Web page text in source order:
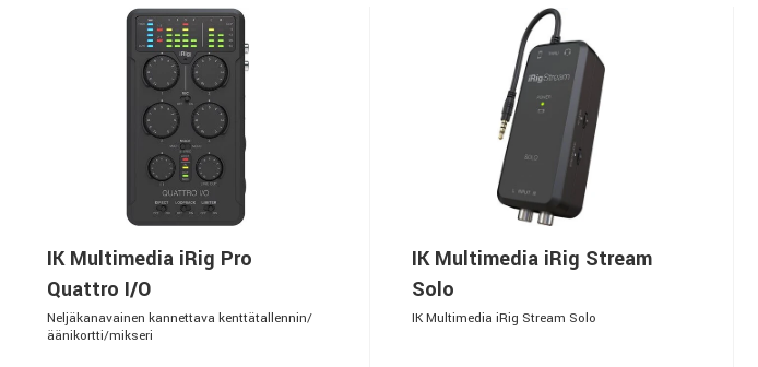
IK Multimedia iRig Pro
Quattro I/O
Neljäkanavainen kannettava kenttätallennin/
äänikortti/mikseri
IK Multimedia iRig Stream
Solo
IK Multimedia iRig Stream Solo